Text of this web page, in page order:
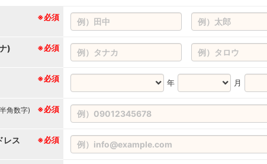
※必須
) ※必須
※必須 年 月
※必須
角数字)
レス ※必須